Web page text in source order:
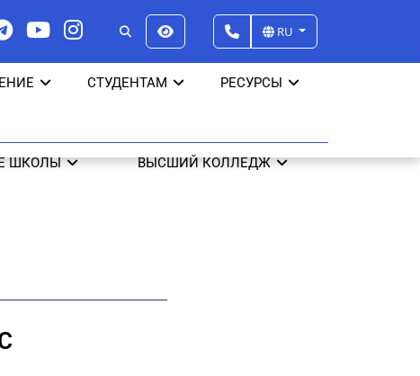
RU
СТУДЕНТАМ РЕСУРСЫ
ШКОЛЫ ВЫСШИЙ КОЛЛЕДЖ